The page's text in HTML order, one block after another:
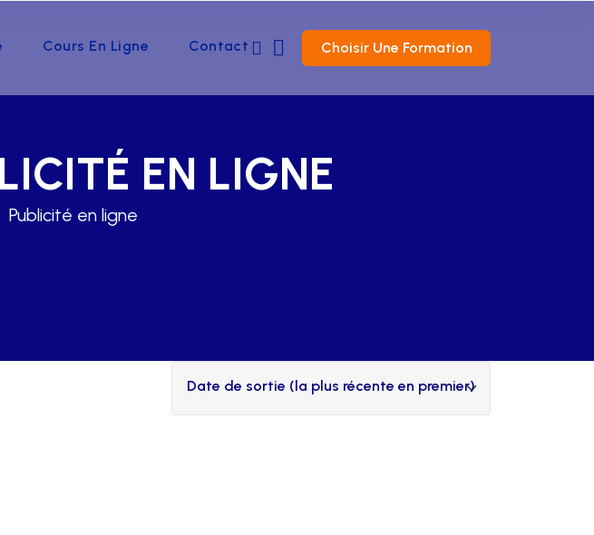
Cours En Ligne Contact Choisir Une Formation
EN LIGNE
Publicité en ligne
Date de sortie (la plus récente en premier)